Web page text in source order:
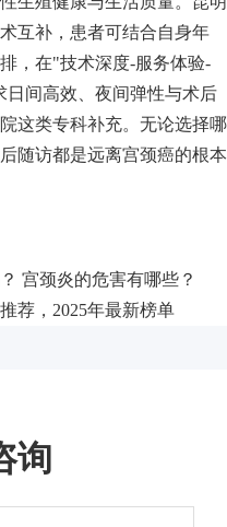
互补，患者可结合自身年
，在"技术深度-服务体验-
间高效、夜间弹性与术后
这类专科补充。无论选择哪
随访都是远离宫颈癌的根本
宫颈炎的危害有哪些？
荐，2025年最新榜单
询